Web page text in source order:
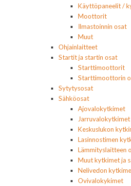
Käyttöpaneelit /
Moottorit
Ilmastoinnin osat
Muut
Ohjainlaitteet
Startit ja startin osat
Starttimoottorit
Starttimoottorin
Sytytysosat
Sähköosat
Ajovalokytkimet
Jarruvalokytkimet
Keskuslukon
Lasinnostimen
Lämmityslaitteen
Muut kytkimet ja
Nelivedon
Ovivalokykimet